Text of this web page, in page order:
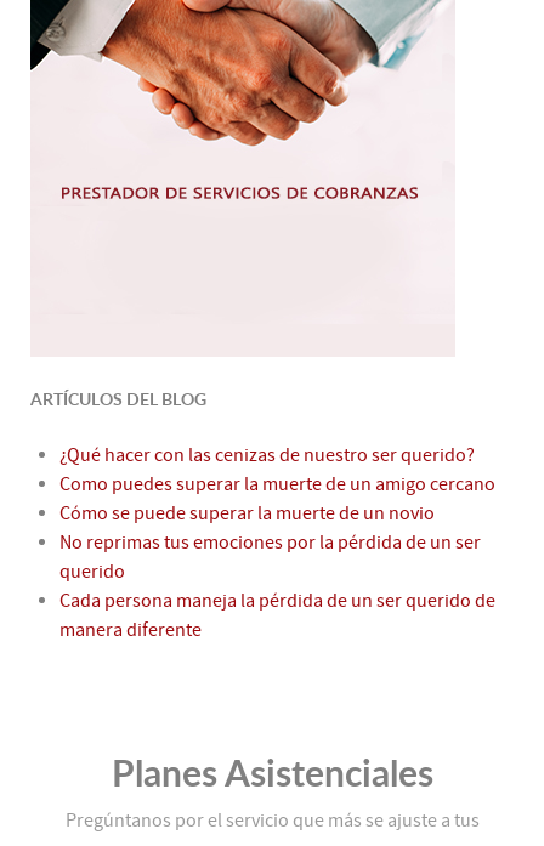
ARTÍCULOS DEL BLOG
¿Qué hacer con las cenizas de nuestro ser querido?
Como puedes superar la muerte de un amigo cercano
Cómo se puede superar la muerte de un novio
No reprimas tus emociones por la pérdida de un ser
querido
Cada persona maneja la pérdida de un ser querido de
manera diferente
Planes Asistenciales
Pregúntanos por el servicio que más se ajuste a tus